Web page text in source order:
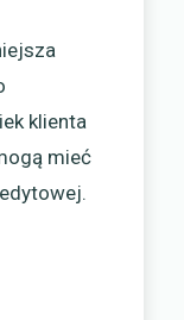
klienta
mieć